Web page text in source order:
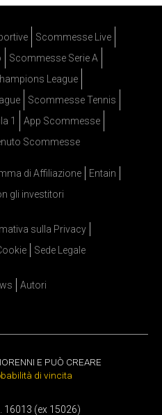
Scommesse Live
Scommesse Serie A
League
Scommesse Tennis
1
App Scommesse
Scommesse
di Affiliazione
Entain
gli investitori
sulla Privacy
Sede Legale
Autori
E PUÒ CREARE
di vincita
16013 (ex 15026)